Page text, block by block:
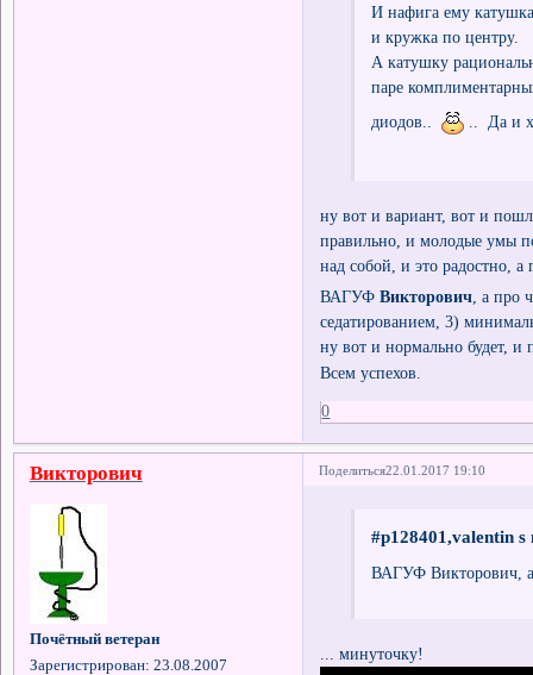
И нафига ему
и кружка по центру.
А катушку
паре
диодов..
.. Да и
ну вот и вариант, вот и
правильно, и молодые умы
над собой, и это радостно,
ВАГУФВикторович, а про
седатированием, 3)
ну вот и нормально будет,
Всем успехов.
0
Поделиться22.01.2017 19:10
Викторович
Почётный ветеран
Зарегистрирован: 23.08.2007
#p128401,valentin s
ВАГУФ Викторович, а
... минуточку!